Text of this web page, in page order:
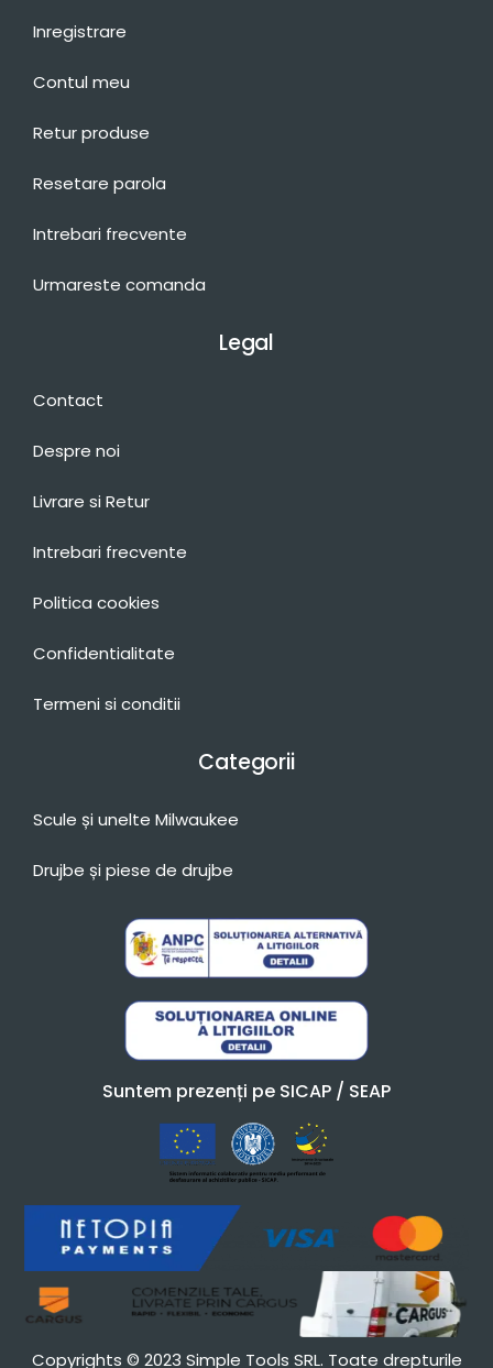
Inregistrare
Contul meu
Retur produse
Resetare parola
Intrebari frecvente
Urmareste comanda
Legal
Contact
Despre noi
Livrare si Retur
Intrebari frecvente
Politica cookies
Confidentialitate
Termeni si conditii
Categorii
Scule și unelte Milwaukee
Drujbe și piese de drujbe
Suntem prezenți pe SICAP / SEAP
Copyrights © 2023 Simple Tools SRL. Toate drepturile